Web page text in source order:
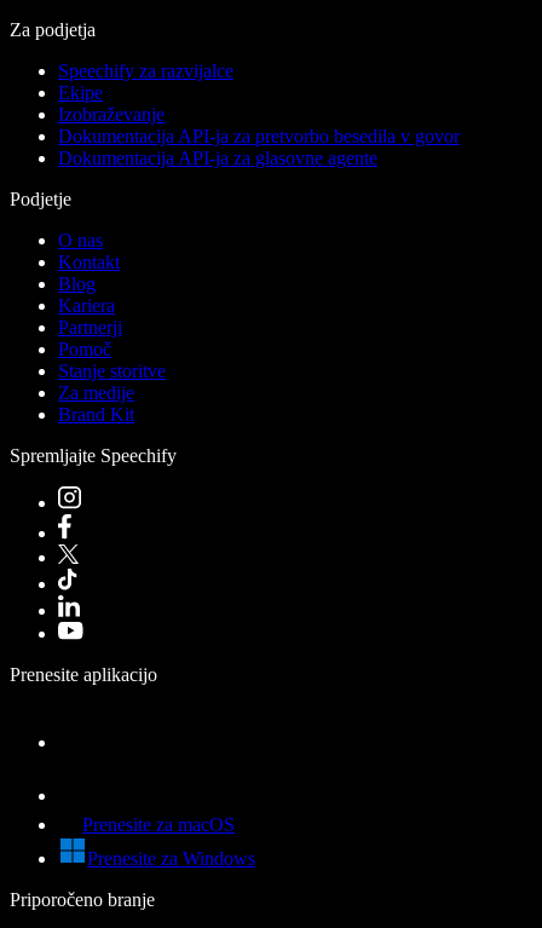
Za podjetja
Speechify za razvijalce
Ekipe
Izobraževanje
Dokumentacija API-ja za pretvorbo besedila v govor
Dokumentacija API-ja za glasovne agente
Podjetje
O nas
Kontakt
Blog
Kariera
Partnerji
Pomoč
Stanje storitve
Za medije
Brand Kit
Spremljajte Speechify
Prenesite aplikacijo
Prenesite za macOS
Prenesite za Windows
Priporočeno branje